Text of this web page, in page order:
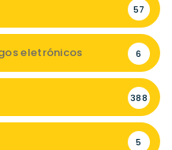
57
eletrónicos 6
388
5